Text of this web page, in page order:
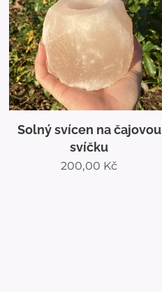
Solný svícen na čajovou
svíčku
200,00 Kč